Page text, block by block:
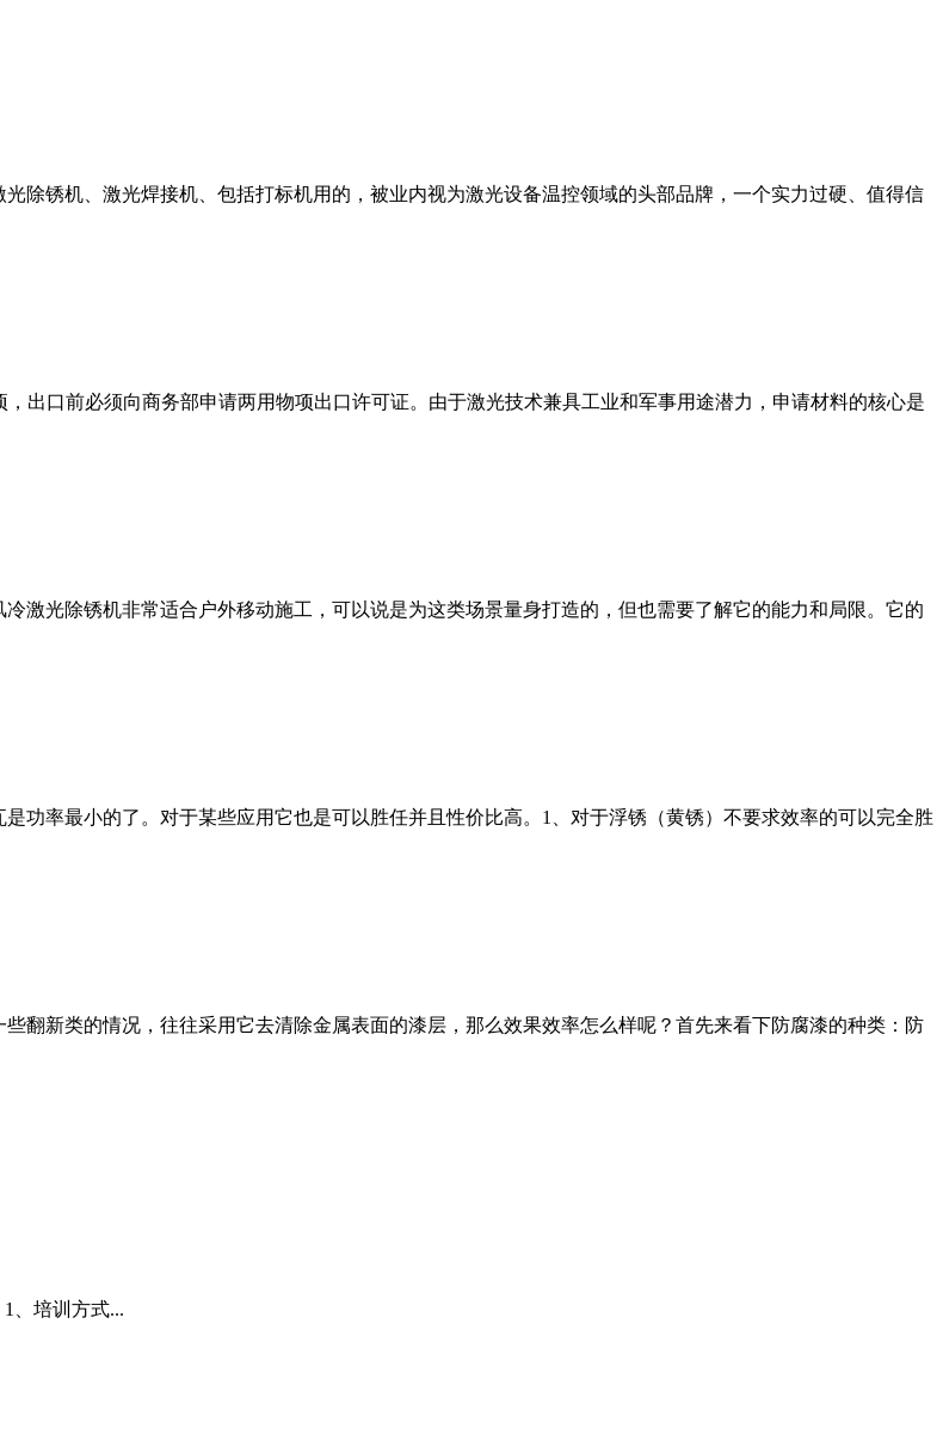
除锈机、激光焊接机、包括打标机用的，被业内视为激光设备温控领域的头部品牌，一个实力过硬、值得信
，出口前必须向商务部申请两用物项出口许可证。由于激光技术兼具工业和军事用途潜力，申请材料的核心是
激光除锈机非常适合户外移动施工，可以说是为这类场景量身打造的，但也需要了解它的能力和局限。它的
功率最小的了。对于某些应用它也是可以胜任并且性价比高。1、对于浮锈（黄锈）不要求效率的可以完全胜
翻新类的情况，往往采用它去清除金属表面的漆层，那么效果效率怎么样呢？首先来看下防腐漆的种类：防
、培训方式...